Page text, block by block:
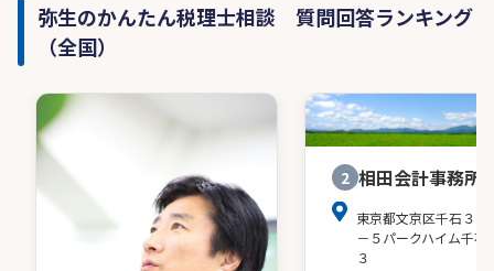
弥生のかんたん税理士相談 質問回答ランキング
（全国）
2 相田会計事務所
東京都文京区千石３－
－５パークハイム千石
３